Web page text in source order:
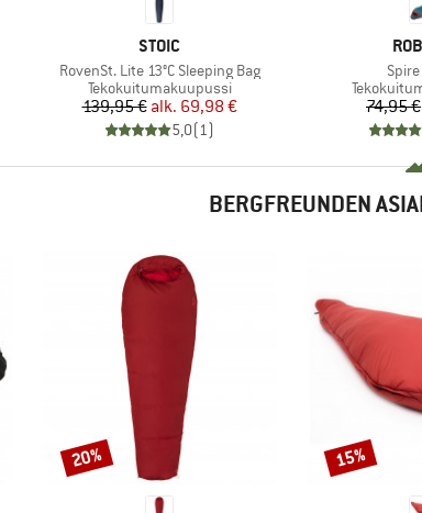
MERKKI
STOIC
Tuote
RovenSt. Lite 13°C Sleeping Bag
Tuoteryhmä
Tekokuitumakuupussi
Hinta
139,95 € Alennettu hinta
alk. 69,98 €
5,0(1)
Tuote
Spire
74,95 €
BERGFREUNDEN
Alennus
20% Alennus
15%